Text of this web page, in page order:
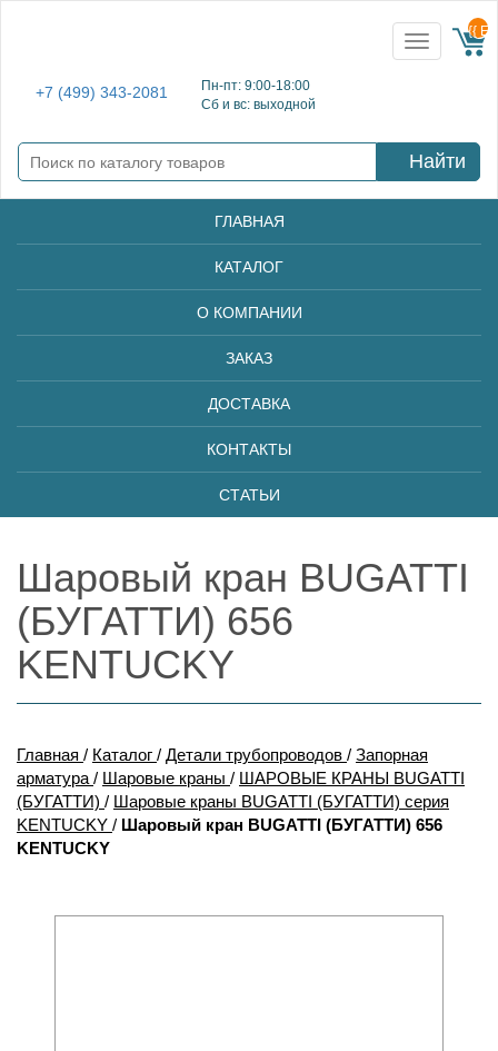
+7 (499) 343-2081
Пн-пт: 9:00-18:00
Сб и вс: выходной
Toggle
navigation
{{
Найти
ГЛАВНАЯ
КАТАЛОГ
О КОМПАНИИ
ЗАКАЗ
ДОСТАВКА
КОНТАКТЫ
СТАТЬИ
Шаровый кран BUGATTI
(БУГАТТИ) 656
KENTUCKY
Главная / Каталог / Детали трубопроводов / Запорная
арматура / Шаровые краны / ШАРОВЫЕ КРАНЫ BUGATTI
(БУГАТТИ) / Шаровые краны BUGATTI (БУГАТТИ) серия
KENTUCKY / Шаровый кран BUGATTI (БУГАТТИ) 656
KENTUCKY